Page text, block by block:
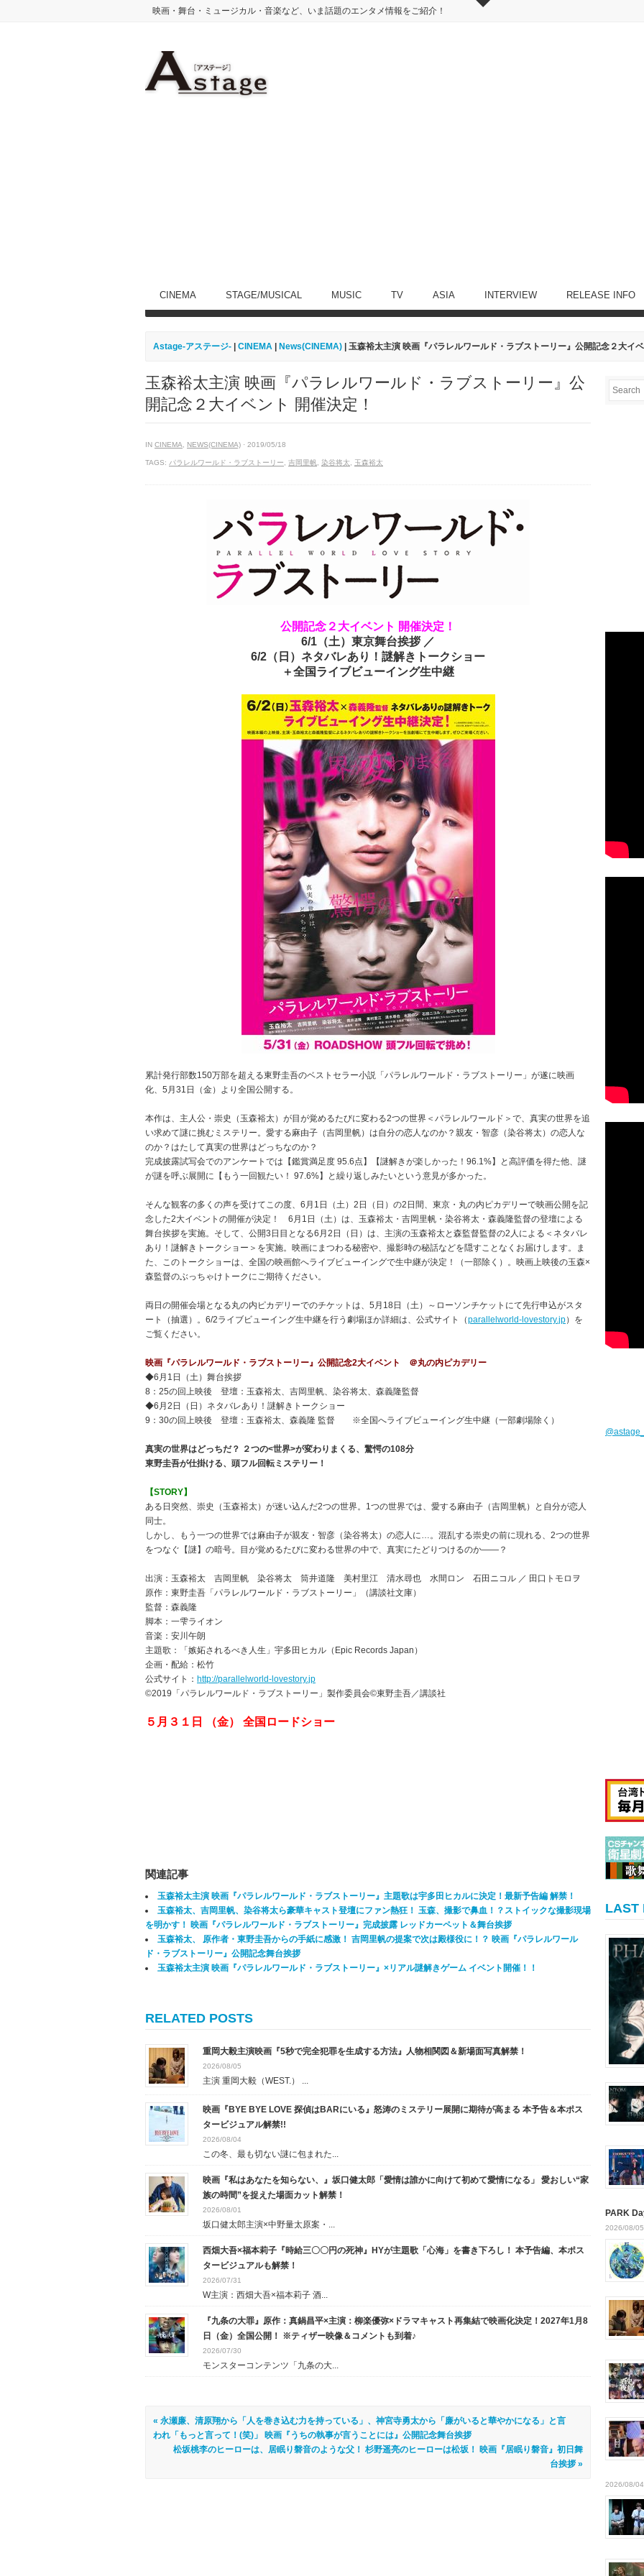
映画・舞台・ミュージカル・音楽など、いま話題のエンタメ情報をご紹介！
CINEMA STAGE/MUSICAL MUSIC TV ASIA INTERVIEW RELEASE INFO
Astage-アステージ- CINEMA News(CINEMA) | 玉森裕太主演 映画『パラレルワールド・ラブストーリー』公開記念２大イ
玉森裕太主演 映画『パラレルワールド・ラブストーリー』公
開記念２大イベント 開催決定！
IN CINEMA NEWS(CINEMA) · 2019/05/18
TAGS: パラレルワールド・ラブストーリー 吉岡里帆 染谷将太 玉森裕太
公開記念２大イベント 開催決定！
6/1（土）東京舞台挨拶 ／
6/2（日）ネタバレあり！謎解きトークショー
＋全国ライブビューイング生中継
累計発行部数150万部を超える東野圭吾のベストセラー小説「パラレルワールド・ラブストーリー」が遂に映画
化、5月31日（金）より全国公開する。
本作は、主人公・崇史（玉森裕太）が目が覚めるたびに変わる2つの世界＜パラレルワールド＞で、真実の世界を追
い求めて謎に挑むミステリー。愛する麻由子（吉岡里帆）は自分の恋人なのか？親友・智彦（染谷将太）の恋人な
のか？はたして真実の世界はどっちなのか？
完成披露試写会でのアンケートでは【鑑賞満足度 95.6点】【謎解きが楽しかった！96.1%】と高評価を得た他、謎
が謎を呼ぶ展開に【もう一回観たい！ 97.6%】と繰り返しみたいという意見が多かった。
そんな観客の多くの声を受けてこの度、6月1日（土）2日（日）の2日間、東京・丸の内ピカデリーで映画公開を記
念した2大イベントの開催が決定！ 6月1日（土）は、玉森裕太・吉岡里帆・染谷将太・森義隆監督の登壇による
舞台挨拶を実施。そして、公開3日目となる6月2日（日）は、主演の玉森裕太と森監督監督の2人による＜ネタバレ
あり！謎解きトークショー＞を実施。映画にまつわる秘密や、撮影時の秘話などを隠すことなくお届けします。ま
た、このトークショーは、全国の映画館へライブビューイングで生中継が決定！（一部除く）。映画上映後の玉森×
森監督のぶっちゃけトークにご期待ください。
両日の開催会場となる丸の内ピカデリーでのチケットは、5月18日（土）～ローソンチケットにて先行申込がスタ
ート（抽選）。6/2ライブビューイング生中継を行う劇場ほか詳細は、公式サイト（parallelworld-lovestory.jp）を
ご覧ください。
映画『パラレルワールド・ラブストーリー』公開記念2大イベント ＠丸の内ピカデリー
◆6月1日（土）舞台挨拶
8：25の回上映後 登壇：玉森裕太、吉岡里帆、染谷将太、森義隆監督
◆6月2日（日）ネタバレあり！謎解きトークショー
9：30の回上映後 登壇：玉森裕太、森義隆 監督 ※全国へライブビューイング生中継（一部劇場除く）
真実の世界はどっちだ？ ２つの<世界>が変わりまくる、驚愕の108分
東野圭吾が仕掛ける、頭フル回転ミステリー！
【STORY】
ある日突然、崇史（玉森裕太）が迷い込んだ2つの世界。1つの世界では、愛する麻由子（吉岡里帆）と自分が恋人
同士。
しかし、もう一つの世界では麻由子が親友・智彦（染谷将太）の恋人に…。混乱する崇史の前に現れる、2つの世界
をつなぐ【謎】の暗号。目が覚めるたびに変わる世界の中で、真実にたどりつけるのか――？
出演：玉森裕太 吉岡里帆 染谷将太 筒井道隆 美村里江 清水尋也 水間ロン 石田ニコル ／ 田口トモロヲ
原作：東野圭吾「パラレルワールド・ラブストーリー」（講談社文庫）
監督：森義隆
脚本：一雫ライオン
音楽：安川午朗
主題歌：「嫉妬されるべき人生」宇多田ヒカル（Epic Records Japan）
企画・配給：松竹
公式サイト： http://parallelworld-lovestory.jp
©2019「パラレルワールド・ラブストーリー」製作委員会©東野圭吾／講談社
５月３１日 （金） 全国ロードショー
関連記事
玉森裕太主演 映画『パラレルワールド・ラブストーリー』主題歌は宇多田ヒカルに決定！最新予告編 解禁！
玉森裕太、吉岡里帆、染谷将太ら豪華キャスト登壇にファン熱狂！ 玉森、撮影で鼻血！？ストイックな撮影現場
を明かす！ 映画『パラレルワールド・ラブストーリー』完成披露 レッドカーペット＆舞台挨拶
玉森裕太、 原作者・東野圭吾からの手紙に感激！ 吉岡里帆の提案で次は殿様役に！？ 映画『パラレルワール
ド・ラブストーリー』公開記念舞台挨拶
玉森裕太主演 映画『パラレルワールド・ラブストーリー』×リアル謎解きゲーム イベント開催！！
RELATED POSTS
重岡大毅主演映画『5秒で完全犯罪を生成する方法』人物相関図＆新場面写真解禁！
2026/08/05
主演 重岡大毅（WEST.） ...
映画『BYE BYE LOVE 探偵はBARにいる』怒涛のミステリー展開に期待が高まる 本予告＆本ポス
タービジュアル解禁!!
2026/08/04
この冬、最も切ない謎に包まれた...
映画『私はあなたを知らない、』坂口健太郎「愛情は誰かに向けて初めて愛情になる」 愛おしい“家
族の時間”を捉えた場面カット解禁！
2026/08/01
坂口健太郎主演×中野量太原案・...
西畑大吾×福本莉子『時給三〇〇円の死神』HYが主題歌「心海」を書き下ろし！ 本予告編、本ポス
タービジュアルも解禁！
2026/07/31
W主演：西畑大吾×福本莉子 酒...
『九条の大罪』原作：真鍋昌平×主演：柳楽優弥×ドラマキャスト再集結で映画化決定！2027年1月8
日（金）全国公開！ ※ティザー映像＆コメントも到着♪
2026/07/30
モンスターコンテンツ「九条の大...
« 永瀬廉、清原翔から「人を巻き込む力を持っている」、神宮寺勇太から「廉がいると華やかになる」と言
われ「もっと言って！(笑)」 映画『うちの執事が言うことには』公開記念舞台挨拶
松坂桃李のヒーローは、居眠り磐音のような父！ 杉野遥亮のヒーローは松坂！ 映画『居眠り磐音』初日舞
台挨拶 »
LAST
PARK
2026/08/05
2026/08/04